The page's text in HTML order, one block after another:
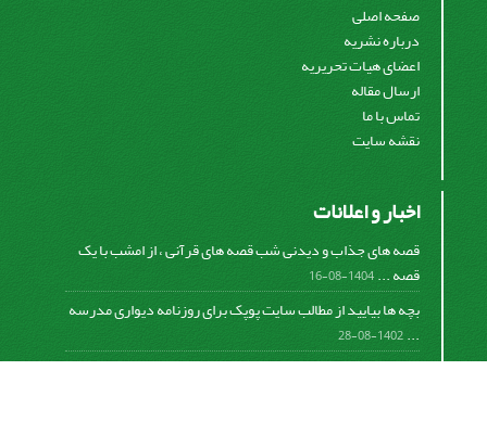
صفحه اصلی
درباره نشریه
اعضای هیات تحریریه
ارسال مقاله
تماس با ما
نقشه سایت
اخبار و اعلانات
قصه های جذاب و دیدنی شب قصه های قرآنی ، از امشب با یک
قصه ...1404-08-16
بچه ها بیایید از مطالب سایت پوپک برای روزنامه دیواری مدرسه
...
1402-08-28